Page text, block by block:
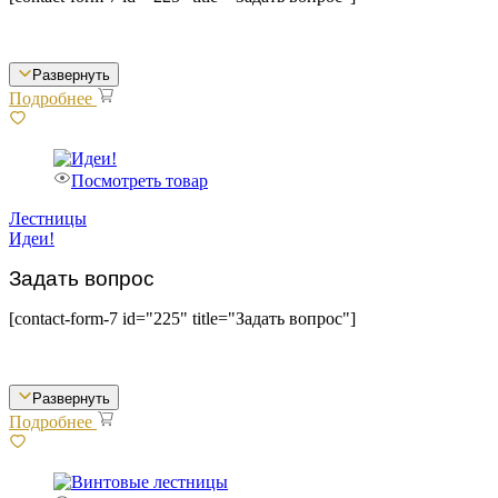
Развернуть
Подробнее
Посмотреть товар
Лестницы
Идеи!
Задать вопрос
[contact-form-7 id="225" title="Задать вопрос"]
Развернуть
Подробнее